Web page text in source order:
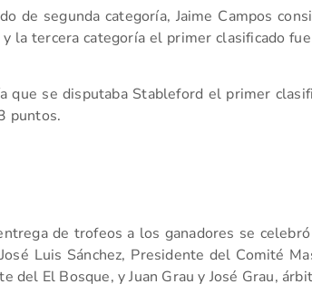
de segunda categoría, Jaime Campos
la tercera categoría el primer clasificado
que se disputaba Stableford el primer
puntos.
de trofeos a los ganadores se
Luis Sánchez, Presidente del Comité
del El Bosque, y Juan Grau y José Grau,